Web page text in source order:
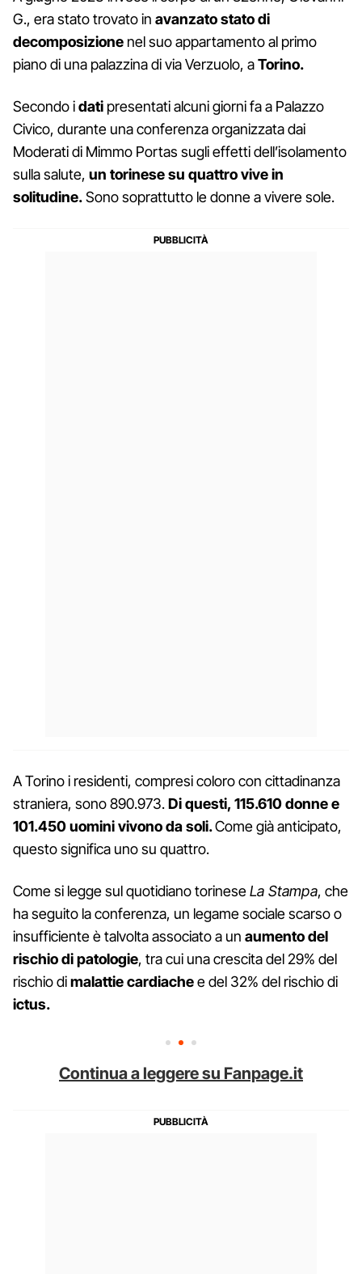
G., era stato trovato in avanzato stato di
decomposizione nel suo appartamento al primo
piano di una palazzina di via Verzuolo, aTorino.
Secondo idati presentati alcuni giorni fa a Palazzo
Civico, durante una conferenza organizzata dai
Moderati di Mimmo Portas sugli effetti dell’isolamento
sulla salute, un torinese su quattro vive in
solitudine.Sono soprattutto le donne a vivere sole.
A Torino i residenti, compresi coloro con cittadinanza
straniera, sono 890.973.Di questi, 115.610 donne e
101.450 uomini vivono da soli.Come già anticipato,
questo significa uno su quattro.
Come si legge sul quotidiano torineseLa Stampa, che
ha seguito la conferenza, un legame sociale scarso o
insufficiente è talvolta associato a un aumento del
rischio di patologie, tra cui una crescita del 29% del
rischio dimalattie cardiachee del 32% del rischio di
ictus.
Continua a leggere su Fanpage.it